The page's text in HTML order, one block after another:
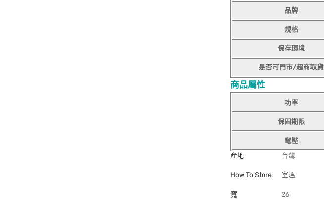
品牌
規格
保存環境
是否可門市/超商取貨
商品屬性
功率
保固期限
電壓
產地
台灣
How To Store 室溫
寬 26